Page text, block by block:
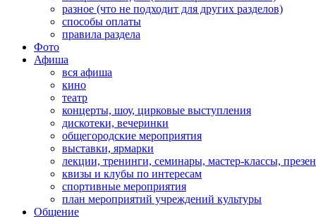
разное (что не подходит для других разделов)
способы оплаты
правила раздела
Фото
Афиша
вся афиша
кино
театр
концерты, шоу, цирковые выступления
дискотеки, вечеринки
общегородские мероприятия
выставки, ярмарки
лекции, тренинги, семинары, мастер-классы,
квизы и клубы по интересам
спортивные мероприятия
план мероприятий учреждений культуры
Общение